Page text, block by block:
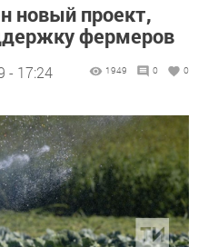
новый проект,
фермеров
- 17:24 1949 0 0